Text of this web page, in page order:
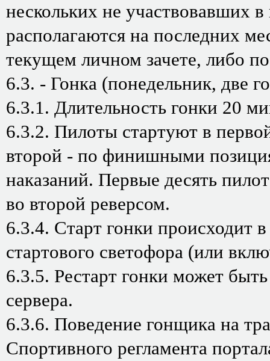
нескольких не участвовавших
располагаются на последних
текущем личном зачете, либо
6.3. - Гонка (понедельник, две
6.3.1. Длительность гонки 20
6.3.2. Пилоты стартуют в
второй - по финишными
наказаний. Первые десять
во второй реверсом.
6.3.4. Старт гонки происходит
стартового светофора (или
6.3.5. Рестарт гонки может
сервера.
6.3.6. Поведение гонщика на
Спортивного регламента